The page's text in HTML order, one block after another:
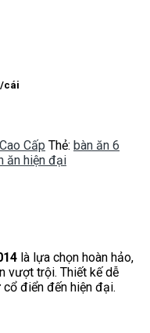
cái
Cấp Thẻ: bàn ăn 6
ăn hiện đại
là lựa chọn hoàn hảo,
vượt trội. Thiết kế dễ
điển đến hiện đại.